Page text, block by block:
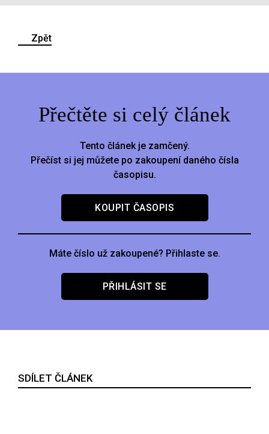
Zpět
Přečtěte si celý článek
Tento článek je zamčený.
Přečíst si jej můžete po zakoupení daného čísla
časopisu.
KOUPIT ČASOPIS
Máte číslo už zakoupené? Přihlaste se.
PŘIHLÁSIT SE
SDÍLET ČLÁNEK